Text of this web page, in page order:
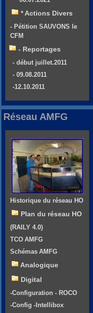
* Actions Divers
- Pétition SAUVONS le
CFM
- Reportages
- début juillet.2011
- 09.08.2011
-12.10.2011
Réseau AMFG
Historique du réseau HO
Plan du réseau HO
(RAILY 4.0)
TCO AMFG
Schémas AMFG
Analogique
Digital
-Configuration - ROCO
-Config -Intellibox